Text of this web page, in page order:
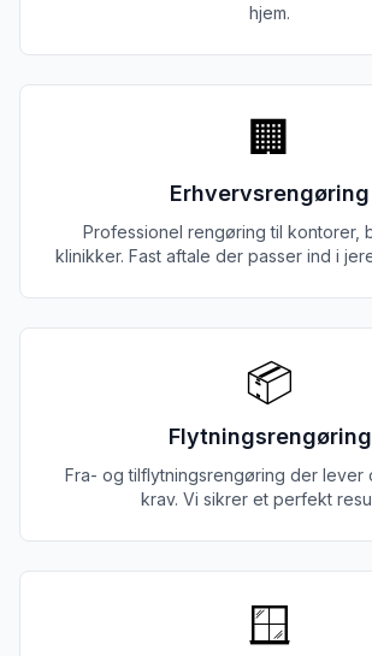
hjem.
🏢
Erhvervsrengøring
Professionel rengøring til kontorer,
klinikker. Fast aftale der passer ind i
📦
Flytningsrengøring
Fra- og tilflytningsrengøring der lever
krav. Vi sikrer et perfekt
🪟